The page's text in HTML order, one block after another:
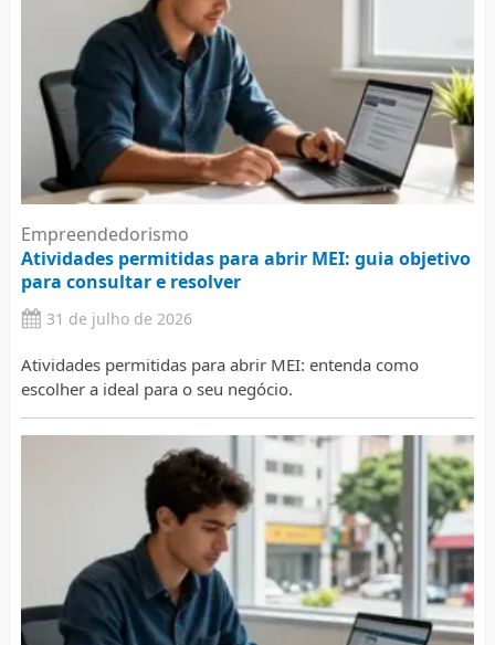
Empreendedorismo
Atividades permitidas para abrir MEI: guia objetivo
para consultar e resolver
31 de julho de 2026
Atividades permitidas para abrir MEI: entenda como
escolher a ideal para o seu negócio.